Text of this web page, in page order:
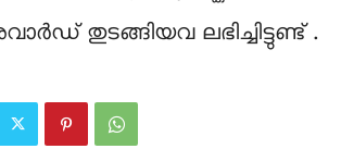
തുടങ്ങിയവ ലഭിച്ചിട്ടുണ്ട് .